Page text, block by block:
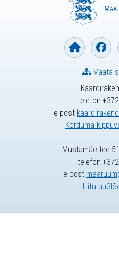
telefon
e-post
Korduma
Vaata
Mustamäe tee
telefon
e-post
Liitu